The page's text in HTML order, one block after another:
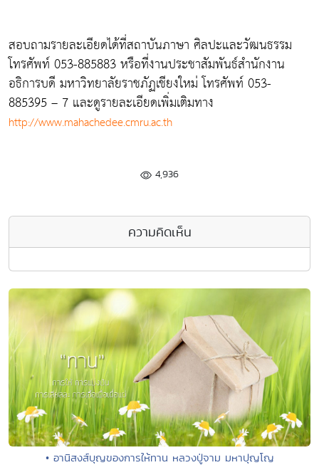
สอบถามรายละเอียดได้ที่สถาบันภาษา ศิลปะและวัฒนธรรม
โทรศัพท์ 053-885883 หรือที่งานประชาสัมพันธ์สำนักงาน
อธิการบดี มหาวิทยาลัยราชภัฏเชียงใหม่ โทรศัพท์ 053-
885395 – 7 และดูรายละเอียดเพิ่มเติมทาง
http://www.mahachedee.cmru.ac.th
4,936
ความคิดเห็น
• อานิสงส์บุญของการให้ทาน หลวงปู่จาม มหาปุญโญ